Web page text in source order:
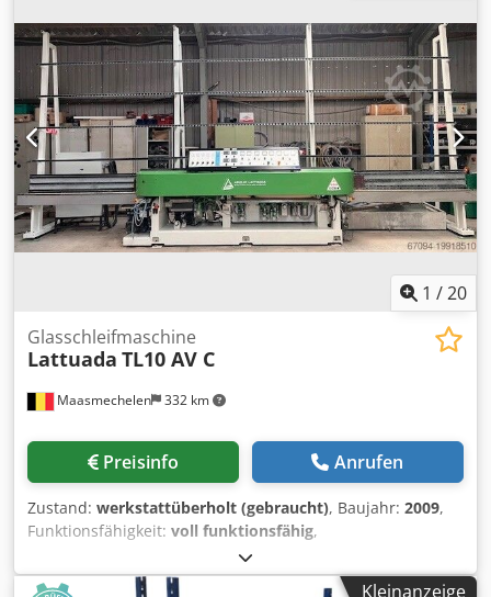
des Stapels von Platten auf Beschickstation Ext.
motorisierte Rollebahn (Empfangsplatten aus
Beschickstation) Elektrische Schalttafel trenn Perimeter-
Sicherheitsgitter mit Sicherheitsteppichern
Arbeitsfähigkeit (Takten / min) 16 (ca.) Plattendicken
(min/max) mm 10 / 50 (ca.) Min. Plattenabmessungen mm
250 x 320 (ca.) Max. Plattenabmessungen mm 1300 x 3000
(ca.) Gesamtanschlusswert Kw 30 Dkodpfx Akofi Tg Heljr
1 /20
Maasmechelen 332 km
Glasschleifmaschine
Lattuada TL10 AV C
Preisinfo Anrufen
Zustand: werkstattüberholt (gebraucht), Baujahr: 2009,
Funktionsfähigkeit: voll funktionsfähig,
Maschinen-/Fahrzeugnummer:
mm, Gesamtbreite:1.635 mm, Gesamthöhe:3.100 mm,
Kleinanzeige